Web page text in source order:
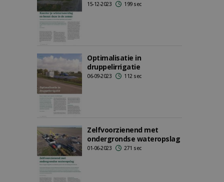
15-12-2023 199 sec
Optimalisatie in
druppelirrigatie
06-09-2023 112 sec
Zelfvoorzienend met
ondergrondse wateropslag
01-06-2023 271 sec